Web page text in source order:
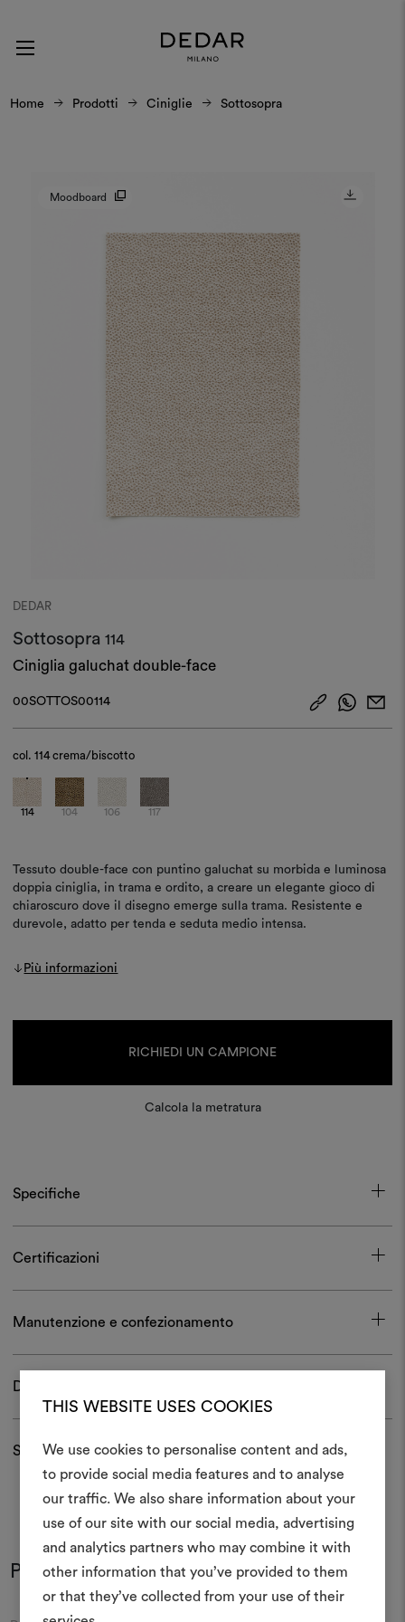
THIS WEBSITE USES COOKIES
We use cookies to personalise content and ads,
to provide social media features and to analyse
our traffic. We also share information about your
use of our site with our social media, advertising
and analytics partners who may combine it with
other information that you’ve provided to them
or that they’ve collected from your use of their
Home Prodotti Ciniglie Sottosopra
Moodboard
DEDAR
Sottosopra114
Ciniglia galuchat double-face
00SOTTOS00114
col.114 crema/biscotto
114 104 106 117
Tessuto double-face con puntino galuchat su morbida e luminosa
doppia ciniglia, in trama e ordito, a creare un elegante gioco di
chiaroscuro dove il disegno emerge sulla trama. Resistente e
durevole, adatto per tenda e seduta medio intensa.
Più informazioni
RICHIEDI UN CAMPIONE
Calcola la metratura
Specifiche
Certificazioni
Manutenzione e confezionamento
Download
Spedizioni e resi
Potrebbe interessarti anche
Crea
Uno strumento interattivo
e condividere le tue idee,